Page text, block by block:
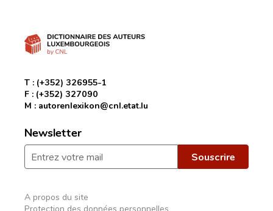
T : (+352) 326955-1
F : (+352) 327090
M : autorenlexikon@cnl.etat.lu
Newsletter
A propos du site
Protection des données personnelles